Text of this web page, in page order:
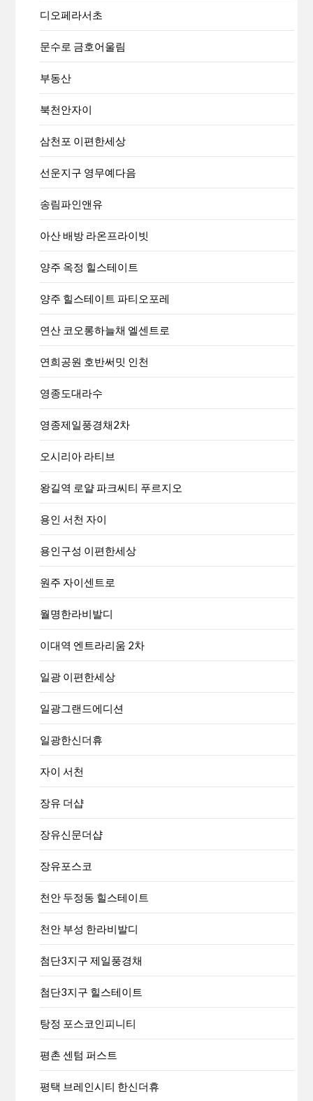
디오페라서초
문수로 금호어울림
부동산
북천안자이
삼천포 이편한세상
선운지구 영무예다음
송림파인앤유
아산 배방 라온프라이빗
양주 옥정 힐스테이트
양주 힐스테이트 파티오포레
연산 코오롱하늘채 엘센트로
연희공원 호반써밋 인천
영종도대라수
영종제일풍경채2차
오시리아 라티브
왕길역 로얄 파크씨티 푸르지오
용인 서천 자이
용인구성 이편한세상
원주 자이센트로
월명한라비발디
이대역 엔트라리움 2차
일광 이편한세상
일광그랜드에디션
일광한신더휴
자이 서천
장유 더샵
장유신문더샵
장유포스코
천안 두정동 힐스테이트
천안 부성 한라비발디
첨단3지구 제일풍경채
첨단3지구 힐스테이트
탕정 포스코인피니티
평촌 센텀 퍼스트
평택 브레인시티 한신더휴